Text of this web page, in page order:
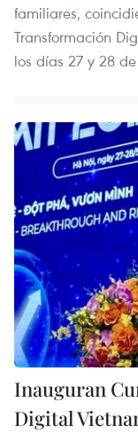
familiares,
Transformación
los días 27 y 28
Inauguran
Digital